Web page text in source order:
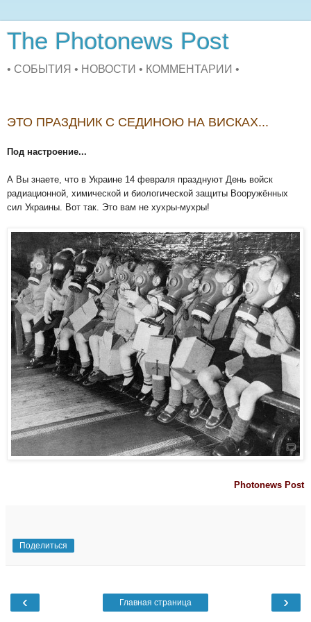
The Photonews Post
• СОБЫТИЯ • НОВОСТИ • КОММЕНТАРИИ •
ЭТО ПРАЗДНИК С СЕДИНОЮ НА ВИСКАХ...
Под настроение...
А Вы знаете, что в Украине 14 февраля празднуют День войск
радиационной, химической и биологической защиты Вооружённых
сил Украины. Вот так. Это вам не хухры-мухры!
Photonews Post
Поделиться
‹ ›
Главная страница